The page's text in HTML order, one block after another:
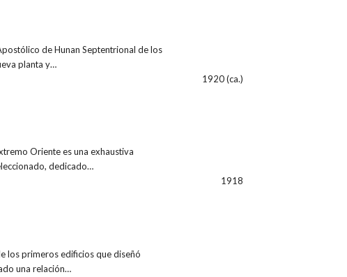
de Hunan Septentrional de los
planta y…
1920 (ca.)
Oriente es una exhaustiva
dedicado…
1918
los primeros edificios que diseñó
una relación…